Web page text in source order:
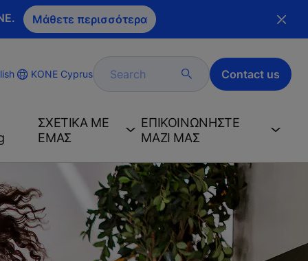
Μάθετε περισσότερα
KONE Cyprus Search Contact us
ΣΧΕΤΙΚA ΜΕ
ΕΜAΣ
ΕΠΙΚΟΙΝΩΝHΣΤΕ
ΜΑΖI ΜΑΣ